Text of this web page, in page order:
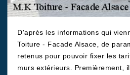
D'après les informations qui
Toiture - Facade Alsace, de
retenus pour pouvoir fixer les
murs extérieurs. Premièrement,